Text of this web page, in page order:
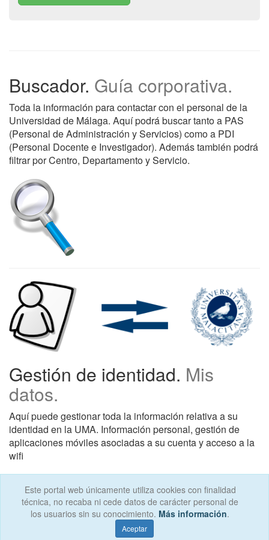
Buscador. Guía corporativa.
Toda la información para contactar con el personal de la
Universidad de Málaga. Aquí podrá buscar tanto a PAS
(Personal de Administración y Servicios) como a PDI
(Personal Docente e Investigador). Además también podrá
filtrar por Centro, Departamento y Servicio.
Gestión de identidad. Mis
datos.
Aquí puede gestionar toda la información relativa a su
identidad en la UMA. Información personal, gestión de
aplicaciones móviles asociadas a su cuenta y acceso a la
wifi
Universidad de Málaga Avda. Cervantes, 2, 29071
MÁLAGA Tel. 952 13 13 13
Este portal web únicamente utiliza cookies con finalidad
técnica, no recaba ni cede datos de carácter personal de
los usuarios sin su conocimiento. Más información.
Aceptar